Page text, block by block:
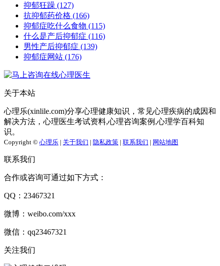
抑郁狂躁 (127)
抗抑郁药价格 (166)
抑郁症吃什么食物 (115)
什么是产后抑郁症 (116)
男性产后抑郁症 (139)
抑郁症网站 (176)
关于本站
心理乐(xinlile.com)分享心理健康知识，常见心理疾病的成因和
解决方法，心理医生考试资料,心理咨询案例,心理学百科知
识。
Copyright © 心理乐 | 关于我们 | 隐私政策 | 联系我们 | 网站地图
联系我们
合作或咨询可通过如下方式：
QQ：23467321
微博：weibo.com/xxx
微信：qq23467321
关注我们